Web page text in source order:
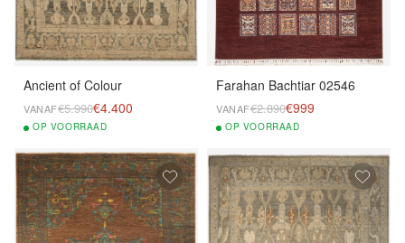
Ancient of Colour
VANAF€5.990€4.400
OP VOORRAAD
Farahan Bachtiar 02546
VANAF€2.890€999
OP VOORRAAD